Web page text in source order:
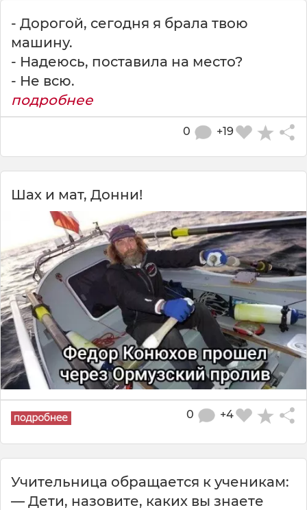
- Дорогой, сегодня я брала твою
машину.
- Надеюсь, поставила на место?
- Не всю.
подробнее
+19
0
Шах и мат, Донни!
+4
0
Учительница обращается к ученикам:
— Дети, назовите, каких вы знаете